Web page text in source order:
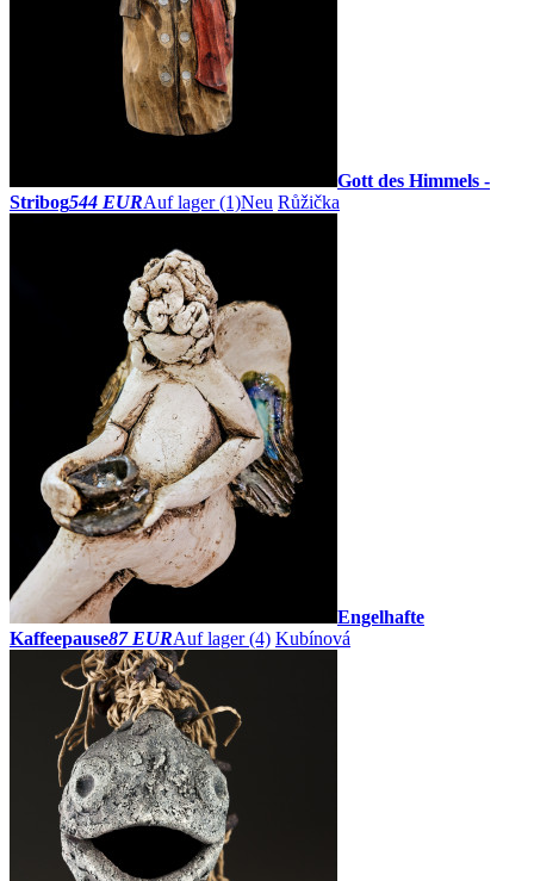
Gott des Himmels -
Stribog544 EURAuf lager (1)Neu Růžička
Engelhafte
Kaffeepause87 EURAuf lager (4) Kubínová